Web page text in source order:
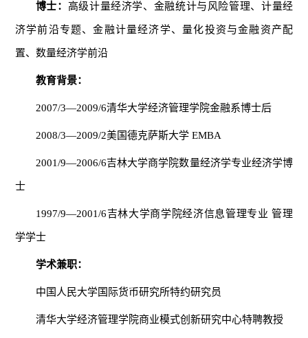
博士： 高级计量经济学、金融统计与风险管理、计量经
济学前沿专题、金融计量经济学、量化投资与金融资产配
置、数量经济学前沿
教育背景：
2007/3—2009/6清华大学经济管理学院金融系博士后
2008/3—2009/2美国德克萨斯大学 EMBA
2001/9—2006/6吉林大学商学院数量经济学专业经济学博
士
1997/9—2001/6吉林大学商学院经济信息管理专业 管理
学学士
学术兼职：
中国人民大学国际货币研究所特约研究员
清华大学经济管理学院商业模式创新研究中心特聘教授